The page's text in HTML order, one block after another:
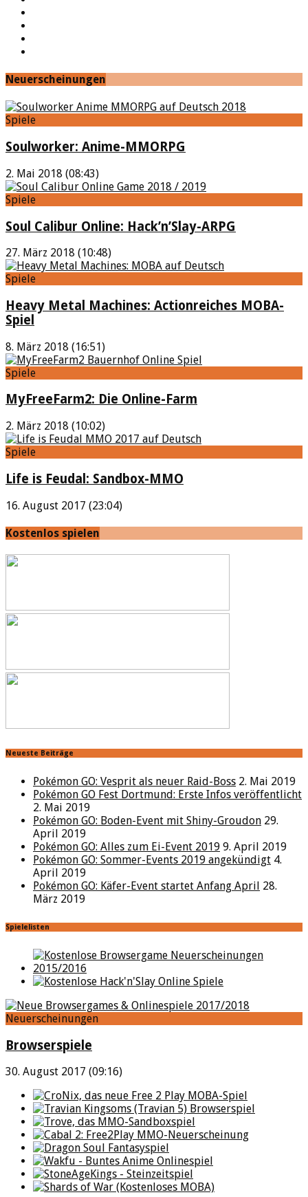
Neuerscheinungen
Spiele
Soulworker: Anime-MMORPG
2. Mai 2018 (08:43)
Spiele
Soul Calibur Online: Hack’n’Slay-ARPG
27. März 2018 (10:48)
Spiele
Heavy Metal Machines: Actionreiches MOBA-
Spiel
8. März 2018 (16:51)
Spiele
MyFreeFarm2: Die Online-Farm
2. März 2018 (10:02)
Spiele
Life is Feudal: Sandbox-MMO
16. August 2017 (23:04)
Kostenlos spielen
Neueste Beiträge
Pokémon GO: Vesprit als neuer Raid-Boss 2. Mai 2019
Pokémon GO Fest Dortmund: Erste Infos veröffentlicht
2. Mai 2019
Pokémon GO: Boden-Event mit Shiny-Groudon 29.
April 2019
Pokémon GO: Alles zum Ei-Event 2019 9. April 2019
Pokémon GO: Sommer-Events 2019 angekündigt 4.
April 2019
Pokémon GO: Käfer-Event startet Anfang April 28.
März 2019
Spielelisten
Neuerscheinungen
Browserspiele
30. August 2017 (09:16)